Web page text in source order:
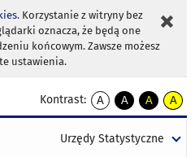
. Korzystanie z witryny bez
oznacza, że będą one
końcowym. Zawsze możesz
ustawienia.
Kontrast:
A
kontrast
A
kontrast
tekst
A
kontrast
tekst
A
tekst
Urzędy Statystyczne